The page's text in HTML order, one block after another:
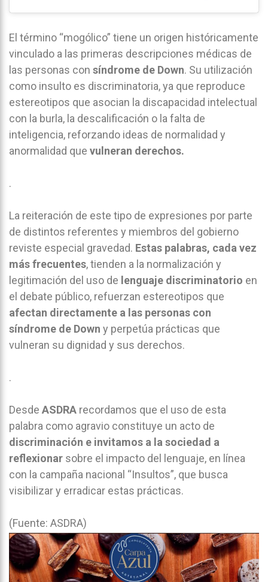
El término “mogólico” tiene un origen históricamente
vinculado a las primeras descripciones médicas de
las personas con síndrome de Down. Su utilización
como insulto es discriminatoria, ya que reproduce
estereotipos que asocian la discapacidad intelectual
con la burla, la descalificación o la falta de
inteligencia, reforzando ideas de normalidad y
anormalidad que vulneran derechos.
.
La reiteración de este tipo de expresiones por parte
de distintos referentes y miembros del gobierno
reviste especial gravedad. Estas palabras, cada vez
más frecuentes, tienden a la normalización y
legitimación del uso de lenguaje discriminatorio en
el debate público, refuerzan estereotipos que
afectan directamente a las personas con
síndrome de Down y perpetúa prácticas que
vulneran su dignidad y sus derechos.
.
Desde ASDRA recordamos que el uso de esta
palabra como agravio constituye un acto de
discriminación e invitamos a la sociedad a
reflexionar sobre el impacto del lenguaje, en línea
con la campaña nacional “Insultos”, que busca
visibilizar y erradicar estas prácticas.
(Fuente: ASDRA)